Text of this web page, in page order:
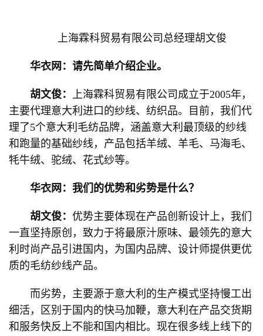
上海霖科贸易有限公司总经理胡文俊
华衣网：请先简单介绍企业。
胡文俊：
上海霖科贸易有限公司成立于2005年，
主要代理意大利进口的纱线、纺织品。目前，我们代
理了5个意大利毛纺品牌，涵盖意大利最顶级的纱线
和跑量的基础纱线，产品包括羊绒、羊毛、马海毛、
牦牛绒、驼绒、花式纱等。
华衣网：我们的优势和劣势是什么？
胡文俊： 优势主要体现在产品创新设计上，我们
一直坚持原创，致力于将最原汁原味、最领先的意大
利时尚产品引进国内，为国内品牌、设计师提供更优
质的毛纺纱线产品。
而劣势，主要源于意大利的生产模式坚持慢工出
细活，区别于国内的快马加鞭，意大利在产品交货期
和服务快反上不能和国内相比。现在很多线上线下的